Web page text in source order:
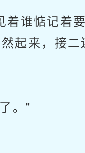
谁惦记着
起来，接二
。”